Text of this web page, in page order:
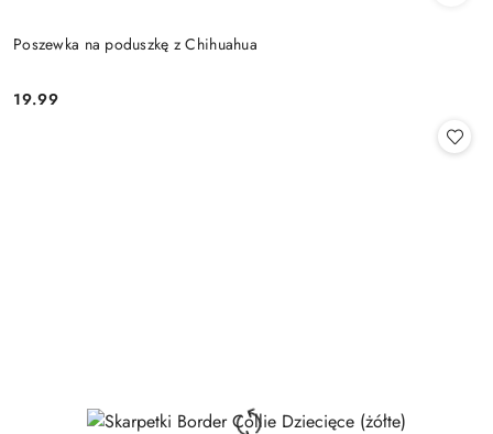
Poszewka na poduszkę z Chihuahua
Cena:
19.99